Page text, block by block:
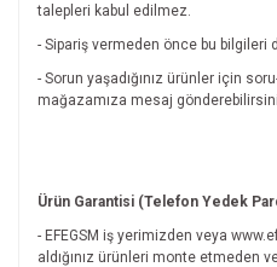
talepleri kabul edilmez.
- Sipariş vermeden önce bu bilgileri
- Sorun yaşadığınız ürünler için
mağazamıza mesaj
Ürün Garantisi (Telefon Yedek
- EFEGSM iş yerimizden veya
aldığınız ürünleri monte etmeden